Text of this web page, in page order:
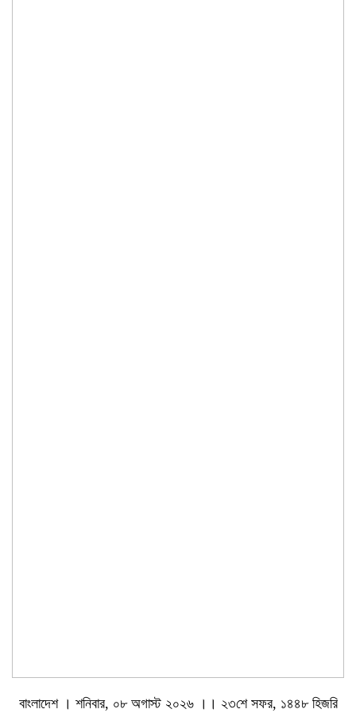
বাংলাদেশ । শনিবার, ০৮ অগাস্ট ২০২৬ ।। ২৩শে সফর, ১৪৪৮ হিজরি